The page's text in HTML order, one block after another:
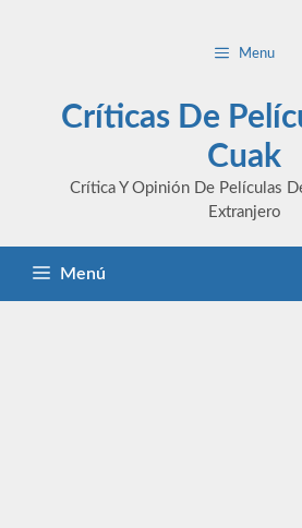
Menu
Críticas De
Cuak
Crítica Y Opinión De Películas
Extranjero
Menú